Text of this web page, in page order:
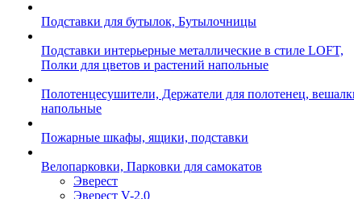
Подставки для бутылок, Бутылочницы
Подставки интерьерные металлические в стиле LOFT,
Полки для цветов и растений напольные
Полотенцесушители, Держатели для полотенец,
напольные
Пожарные шкафы, ящики, подставки
Велопарковки, Парковки для самокатов
Эверест
Эверест V-2.0